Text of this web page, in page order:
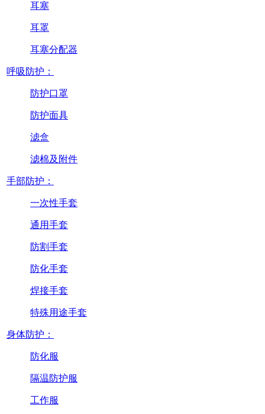
耳塞
耳罩
耳塞分配器
呼吸防护：
防护口罩
防护面具
滤盒
滤棉及附件
手部防护：
一次性手套
通用手套
防割手套
防化手套
焊接手套
特殊用途手套
身体防护：
防化服
隔温防护服
工作服